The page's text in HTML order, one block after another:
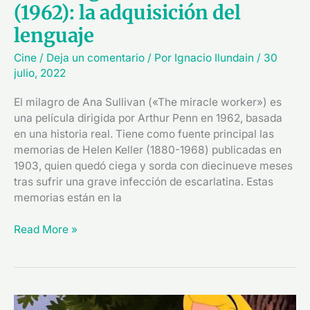
(1962): la adquisición del
lenguaje
Cine / Deja un comentario / Por Ignacio Ilundain / 30
julio, 2022
El milagro de Ana Sullivan («The miracle worker») es
una película dirigida por Arthur Penn en 1962, basada
en una historia real. Tiene como fuente principal las
memorias de Helen Keller (1880-1968) publicadas en
1903, quien quedó ciega y sorda con diecinueve meses
tras sufrir una grave infección de escarlatina. Estas
memorias están en la
Read More »
Lewis